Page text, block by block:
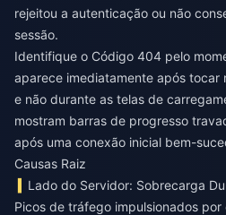
rejeitou a autenticação ou não
sessão.
Identifique o Código 404 pelo
aparece imediatamente após tocar
e não durante as telas de
mostram barras de progresso
após uma conexão inicial bem-
Causas Raiz
Lado do Servidor: Sobrecarga
Picos de tráfego impulsionados